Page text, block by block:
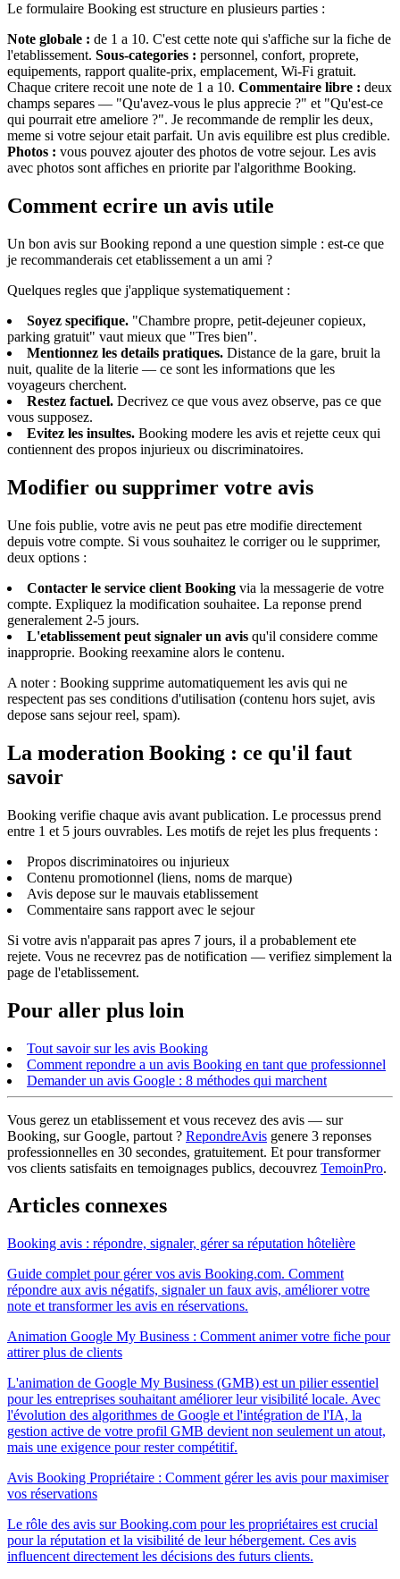
Le formulaire Booking est structure en plusieurs parties :
Note globale : de 1 a 10. C'est cette note qui s'affiche sur la fiche de
l'etablissement. Sous-categories : personnel, confort, proprete,
equipements, rapport qualite-prix, emplacement, Wi-Fi gratuit.
Chaque critere recoit une note de 1 a 10. Commentaire libre : deux
champs separes — "Qu'avez-vous le plus apprecie ?" et "Qu'est-ce
qui pourrait etre ameliore ?". Je recommande de remplir les deux,
meme si votre sejour etait parfait. Un avis equilibre est plus credible.
Photos : vous pouvez ajouter des photos de votre sejour. Les avis
avec photos sont affiches en priorite par l'algorithme Booking.
Comment ecrire un avis utile
Un bon avis sur Booking repond a une question simple : est-ce que
je recommanderais cet etablissement a un ami ?
Quelques regles que j'applique systematiquement :
Soyez specifique. "Chambre propre, petit-dejeuner copieux,
parking gratuit" vaut mieux que "Tres bien".
Mentionnez les details pratiques. Distance de la gare, bruit la
nuit, qualite de la literie — ce sont les informations que les
voyageurs cherchent.
Restez factuel. Decrivez ce que vous avez observe, pas ce que
vous supposez.
Evitez les insultes. Booking modere les avis et rejette ceux qui
contiennent des propos injurieux ou discriminatoires.
Modifier ou supprimer votre avis
Une fois publie, votre avis ne peut pas etre modifie directement
depuis votre compte. Si vous souhaitez le corriger ou le supprimer,
deux options :
Contacter le service client Booking via la messagerie de votre
compte. Expliquez la modification souhaitee. La reponse prend
generalement 2-5 jours.
L'etablissement peut signaler un avis qu'il considere comme
inapproprie. Booking reexamine alors le contenu.
A noter : Booking supprime automatiquement les avis qui ne
respectent pas ses conditions d'utilisation (contenu hors sujet, avis
depose sans sejour reel, spam).
La moderation Booking : ce qu'il faut
savoir
Booking verifie chaque avis avant publication. Le processus prend
entre 1 et 5 jours ouvrables. Les motifs de rejet les plus frequents :
Propos discriminatoires ou injurieux
Contenu promotionnel (liens, noms de marque)
Avis depose sur le mauvais etablissement
Commentaire sans rapport avec le sejour
Si votre avis n'apparait pas apres 7 jours, il a probablement ete
rejete. Vous ne recevrez pas de notification — verifiez simplement la
page de l'etablissement.
Pour aller plus loin
Tout savoir sur les avis Booking
Comment repondre a un avis Booking en tant que professionnel
Demander un avis Google : 8 méthodes qui marchent
Vous gerez un etablissement et vous recevez des avis — sur
Booking, sur Google, partout ? RepondreAvis genere 3 reponses
professionnelles en 30 secondes, gratuitement. Et pour transformer
vos clients satisfaits en temoignages publics, decouvrez TemoinPro.
Articles connexes
Booking avis : répondre, signaler, gérer sa réputation hôtelière
Guide complet pour gérer vos avis Booking.com. Comment
répondre aux avis négatifs, signaler un faux avis, améliorer votre
note et transformer les avis en réservations.
Animation Google My Business : Comment animer votre fiche pour
attirer plus de clients
L'animation de Google My Business (GMB) est un pilier essentiel
pour les entreprises souhaitant améliorer leur visibilité locale. Avec
l'évolution des algorithmes de Google et l'intégration de l'IA, la
gestion active de votre profil GMB devient non seulement un atout,
mais une exigence pour rester compétitif.
Avis Booking Propriétaire : Comment gérer les avis pour maximiser
vos réservations
Le rôle des avis sur Booking.com pour les propriétaires est crucial
pour la réputation et la visibilité de leur hébergement. Ces avis
influencent directement les décisions des futurs clients.